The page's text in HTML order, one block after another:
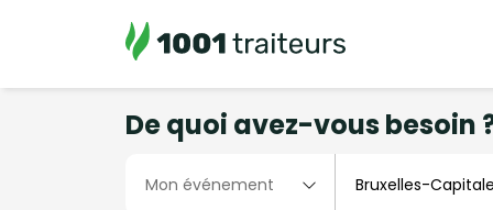
De quoi avez-vous besoin